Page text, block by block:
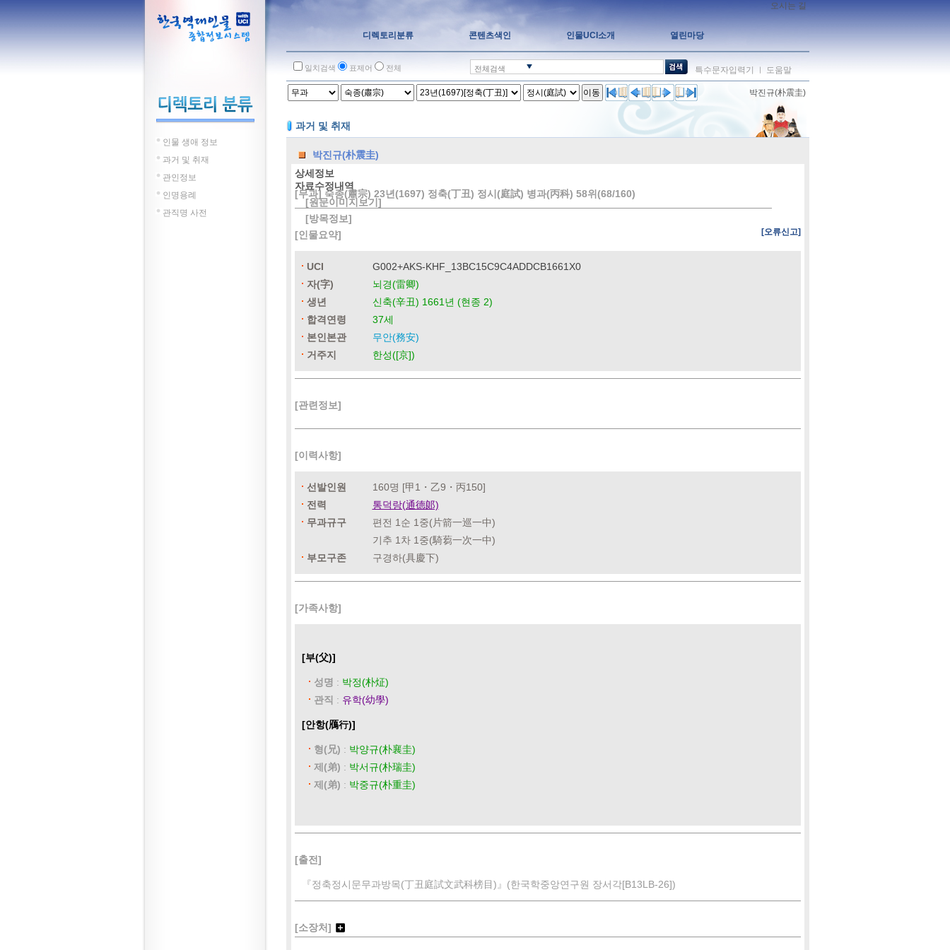
인물 생애 정보
과거 및 취재
관인정보
인명용례
관직명 사전
오시는 길
디렉토리분류 콘텐츠색인 인물UCI소개 열린마당
일치검색 표제어 전체 전체검색 특수문자입력기 ㅣ 도움말
이동 박진규(朴震圭)
과거 및 취재
박진규(朴震圭)
상세정보
자료수정내역
[원문이미지보기]
[방목정보]
[오류신고]
[무과] 숙종(肅宗) 23년(1697) 정축(丁丑) 정시(庭試) 병과(丙科) 58위(68/160)
[인물요약]
UCI
G002+AKS-KHF_13BC15C9C4ADDCB1661X0
자(字)
뇌경(雷卿)
생년
신축(辛丑) 1661년 (현종 2)
합격연령
37세
본인본관
무안(務安)
거주지
한성([京])
[관련정보]
[이력사항]
선발인원
160명 [甲1・乙9・丙150]
전력
통덕랑(通德郞)
무과규구
편전 1순 1중(片箭一巡一中)
기추 1차 1중(騎蒭一次一中)
부모구존
구경하(具慶下)
[가족사항]
[부(父)]
성명 : 박정(朴炡)
관직 : 유학(幼學)
[안항(鴈行)]
형(兄) : 박양규(朴襄圭)
제(弟) : 박서규(朴瑞圭)
제(弟) : 박중규(朴重圭)
[출전]
『정축정시문무과방목(丁丑庭試文武科榜目)』(한국학중앙연구원 장서각[B13LB-26])
[소장처]